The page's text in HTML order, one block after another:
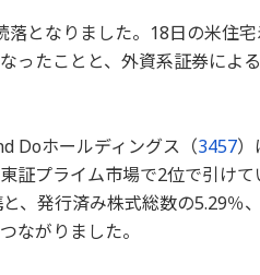
落となりました。18日の米住
ったことと、外資系証券によ
Doホールディングス（3457）
証プライム市場で2位で引け
、発行済み株式総数の5.29％
ながりました。